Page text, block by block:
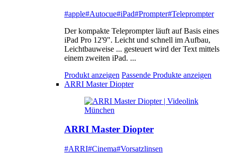
#apple#Autocue#iPad#Prompter#Teleprompter
Der kompakte Teleprompter läuft auf Basis eines
iPad Pro 12'9". Leicht und schnell im Aufbau,
Leichtbauweise ... gesteuert wird der Text mittels
einem zweiten iPad. ...
Produkt anzeigen Passende Produkte anzeigen
ARRI Master Diopter
ARRI Master Diopter
#ARRI#Cinema#Vorsatzlinsen